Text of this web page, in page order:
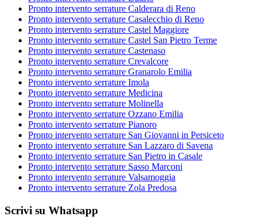
Pronto intervento serrature Calderara di Reno
Pronto intervento serrature Casalecchio di Reno
Pronto intervento serrature Castel Maggiore
Pronto intervento serrature Castel San Pietro Terme
Pronto intervento serrature Castenaso
Pronto intervento serrature Crevalcore
Pronto intervento serrature Granarolo Emilia
Pronto intervento serrature Imola
Pronto intervento serrature Medicina
Pronto intervento serrature Molinella
Pronto intervento serrature Ozzano Emilia
Pronto intervento serrature Pianoro
Pronto intervento serrature San Giovanni in Persiceto
Pronto intervento serrature San Lazzaro di Savena
Pronto intervento serrature San Pietro in Casale
Pronto intervento serrature Sasso Marconi
Pronto intervento serrature Valsamoggia
Pronto intervento serrature Zola Predosa
Scrivi su Whatsapp